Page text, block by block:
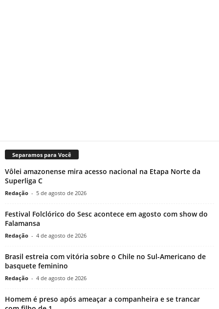
Separamos para Você
Vôlei amazonense mira acesso nacional na Etapa Norte da
Superliga C
Redação - 5 de agosto de 2026
Festival Folclórico do Sesc acontece em agosto com show do
Falamansa
Redação - 4 de agosto de 2026
Brasil estreia com vitória sobre o Chile no Sul-Americano de
basquete feminino
Redação - 4 de agosto de 2026
Homem é preso após ameaçar a companheira e se trancar